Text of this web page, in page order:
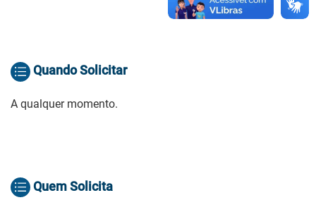
Quando Solicitar
A qualquer momento.
Quem Solicita